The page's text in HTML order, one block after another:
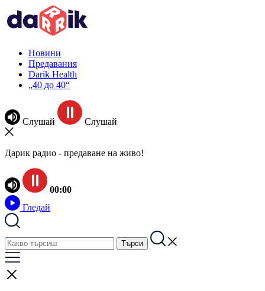
Новини
Предавания
Darik Health
„40 до 40“
Слушай Слушай
Дарик радио - предаване на живо!
00:00
Гледай